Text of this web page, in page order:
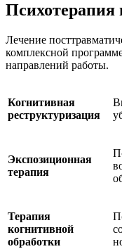
Лечение
комплексной
направлений работы.
Когнитивная
реструктуризация
Экспозиционная
терапия
Терапия
когнитивной
обработки